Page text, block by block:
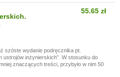
55.65 zł
szóste wydanie podręcznika pt.
ustrojów inżynierskich”. W stosunku do
znaczących treści, przybyło w nim 50